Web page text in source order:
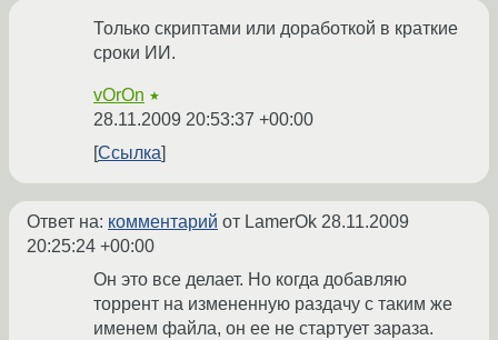
Только скриптами или доработкой в краткие
сроки ИИ.
vOrOn ★
28.11.2009 20:53:37 +00:00
Ссылка
Ответ на: комментарий от LamerOk 28.11.2009
20:25:24 +00:00
Он это все делает. Но когда добавляю
торрент на измененную раздачу с таким же
именем файла, он ее не стартует зараза.